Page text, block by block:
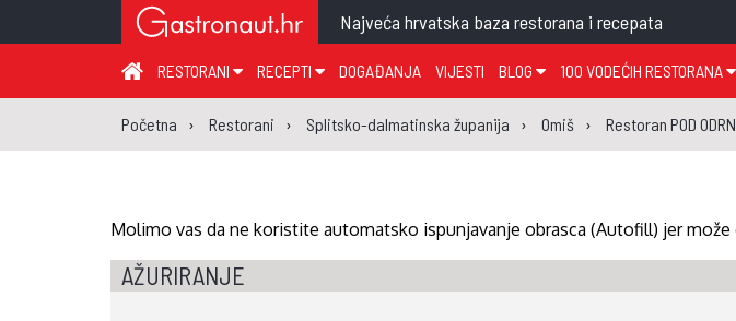
Najveća hrvatska baza restorana i recepata
RESTORANI
ZAGREB I ZAGREBAČKA ŽUPANIJA
KRAPINSKO-ZAGORSKA
MEĐIMURSKA ŽUPANIJA
SISAČKO-MOSLAVAČKA
KOPRIVNIČKO-KRIŽEVAČKA ŽUPANIJA
BJELOVARSKO-
PRIMORSKO-GORANSKA ŽUPANIJA
LIČKO-SENJSKA ŽUPANIJA
RECEPTI
JUHA
PREDJELO
GLAVNO JELO
MEĐUJELO
SALATA
DESERT
PIZZA
NAPICI
DOGAĐANJA VIJESTI BLOG
TEMA TJEDNA
KLUB
100 VODEĆIH RESTORANA
GLASANJE
Početna Restorani Splitsko-dalmatinska županija Omiš Restoran POD
Molimo vas da ne koristite automatsko ispunjavanje obrasca (Autofill) jer može
AŽURIRANJE